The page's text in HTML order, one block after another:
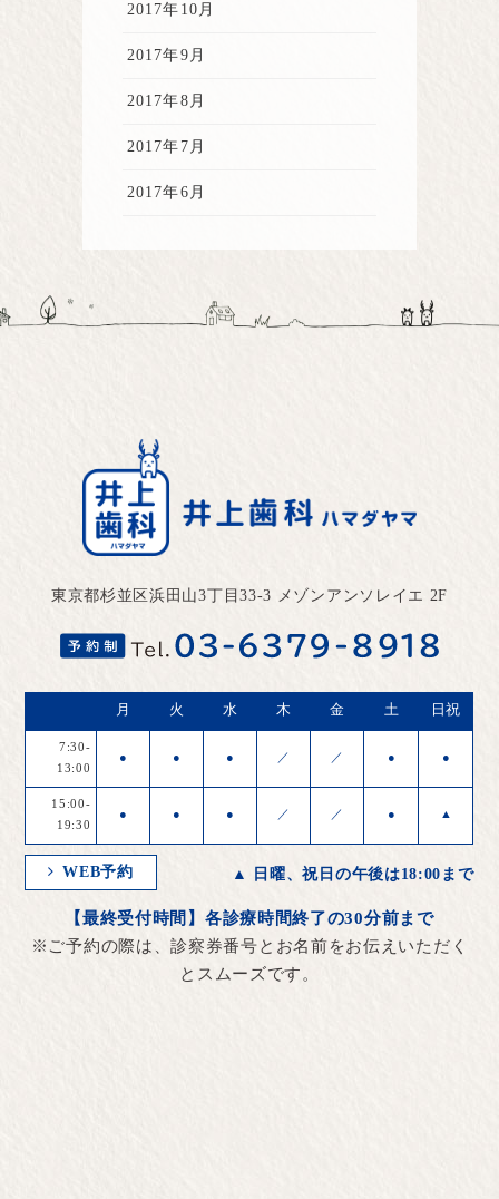
2017年10月
2017年9月
2017年8月
2017年7月
2017年6月
東京都杉並区浜田山3丁目33-3 メゾンアンソレイエ 2F
月 火 水 木 金 土 日祝
7:30-
13:00
● ● ● ／ ／ ● ●
15:00-
19:30
● ● ● ／ ／ ● ▲
WEB予約 ▲ 日曜、祝日の午後は18:00まで
【最終受付時間】各診療時間終了の30分前まで
※ご予約の際は、診察券番号とお名前をお伝えいただく
とスムーズです。